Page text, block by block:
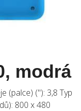
modrá
(palce) ("): 3,8 Typ
800 x 480